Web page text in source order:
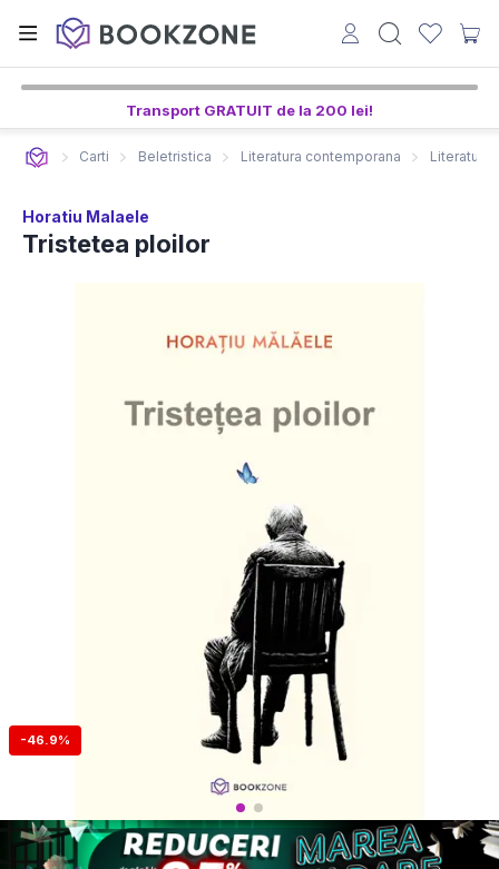
Transport GRATUIT de la 200 lei!
Carti Beletristica Literatura contemporana Literatura
Horatiu Malaele
Tristetea ploilor
-46.9%